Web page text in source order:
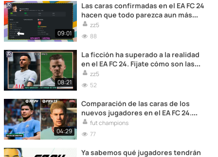
09:01
Las caras confirmadas en el EA FC 24
hacen que todo parezca aun más
real. No puedes perdértelas en este
vídeo!!!
zz5
88
08:21
La ficción ha superado a la realidad
en el EA FC 24. Fíjate cómo son las
caras de los jugadores y alucina!!!!
zz5
52
04:29
Comparación de las caras de los
nuevos jugadores en el EA FC 24.
Increíbles parecidos!!!
fut champions
77
Ya sabemos qué jugadores tendrán